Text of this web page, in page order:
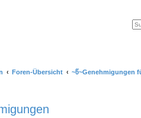
Foren-Übersicht
~წ~Genehmigungen